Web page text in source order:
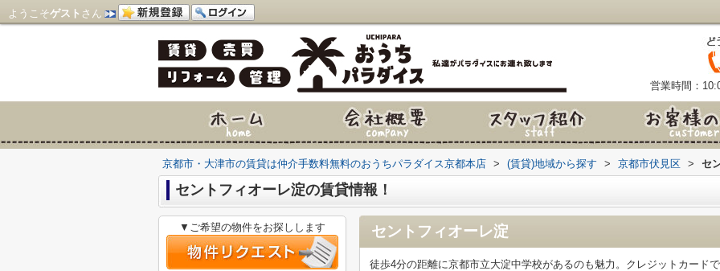
ようこそゲスト さん
営業時間：
京都市・大津市の賃貸は仲介手数料無料のおうちパラダイス京都本店 > (賃貸)地域から探す > 京都市伏見区 > セ
セントフィオーレ淀の賃貸情報！
セントフィオーレ淀
徒歩4分の距離に京都市立大淀中学校があるのも魅力。クレジットカード
▼ご希望の物件をお探しします